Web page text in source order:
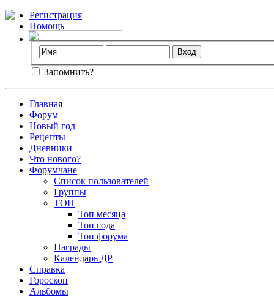
Регистрация
Помощь
Запомнить?
Главная
Форум
Новый год
Рецепты
Дневники
Что нового?
Форумчане
Список пользователей
Группы
ТОП
Топ месяца
Топ года
Топ форума
Награды
Календарь ДР
Справка
Гороскоп
Альбомы